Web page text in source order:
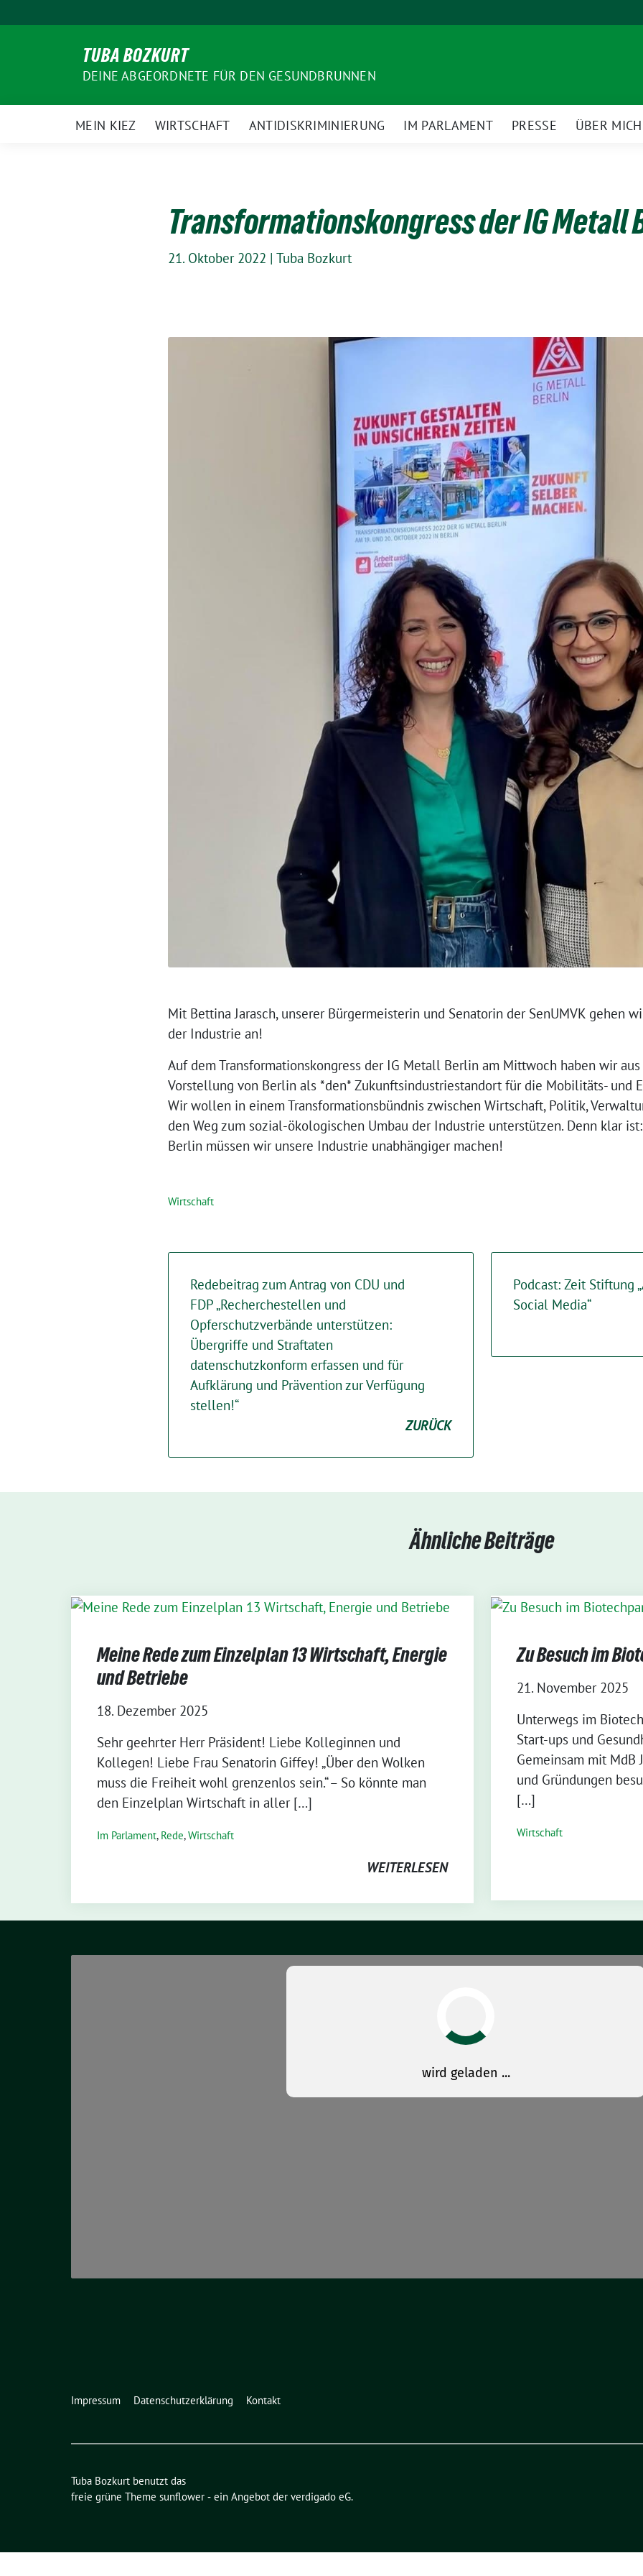
zum
TUBA BOZKURT
DEINE ABGEORDNETE FÜR DEN GESUNDBRUNNEN
MEIN KIEZ WIRTSCHAFT ANTIDISKRIMINIERUNG IM PARLAMENT PRESSE ÜBER MICH
Transformationskongress der IG Metall
21. Oktober 2022 | Tuba Bozkurt
⁨Mit Bettina Jarasch, unserer Bürgermeisterin und Senatorin der SenUMVK gehen
der Industrie an!
Auf dem Transformationskongress der IG Metall Berlin am Mittwoch haben wir
Vorstellung von Berlin als *den* Zukunftsindustriestandort für die Mobilitäts- und
Wir wollen in einem Transformationsbündnis zwischen Wirtschaft, Politik,
den Weg zum sozial-ökologischen Umbau der Industrie unterstützen. Denn klar
Berlin müssen wir unsere Industrie unabhängiger machen!⁩
Wirtschaft
Redebeitrag zum Antrag von CDU und
FDP „Recherchestellen und
Opferschutzverbände unterstützen:
Übergriffe und Straftaten
datenschutzkonform erfassen und für
Aufklärung und Prävention zur Verfügung
stellen!“
ZURÜCK
Podcast: Zeit Stiftung
Social Media“
Ähnliche Beiträge
Meine Rede zum Einzelplan 13 Wirtschaft, Energie
und Betriebe
18. Dezember 2025
Sehr geehrter Herr Präsident! Liebe Kolleginnen und
Kollegen! Liebe Frau Senatorin Giffey! „Über den Wolken
muss die Freiheit wohl grenzenlos sein.“ – So könnte man
den Einzelplan Wirtschaft in aller […]
Im Parlament, Rede,Wirtschaft
WEITERLESEN
Zu Besuch im
21. November 2025
⁨Unterwegs im
Start-ups und
Gemeinsam mit MdB
und Gründungen
[…]
Wirtschaft
Impressum Datenschutzerklärung Kontakt
Tuba Bozkurt benutzt das
freie grüne Theme sunflower ‐ ein Angebot der verdigado eG.